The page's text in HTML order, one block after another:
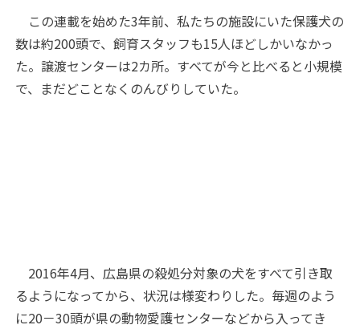
この連載を始めた3年前、私たちの施設にいた保護犬の
数は約200頭で、飼育スタッフも15人ほどしかいなかっ
た。譲渡センターは2カ所。すべてが今と比べると小規模
で、まだどことなくのんびりしていた。
2016年4月、広島県の殺処分対象の犬をすべて引き取
るようになってから、状況は様変わりした。毎週のよう
に20－30頭が県の動物愛護センターなどから入ってき